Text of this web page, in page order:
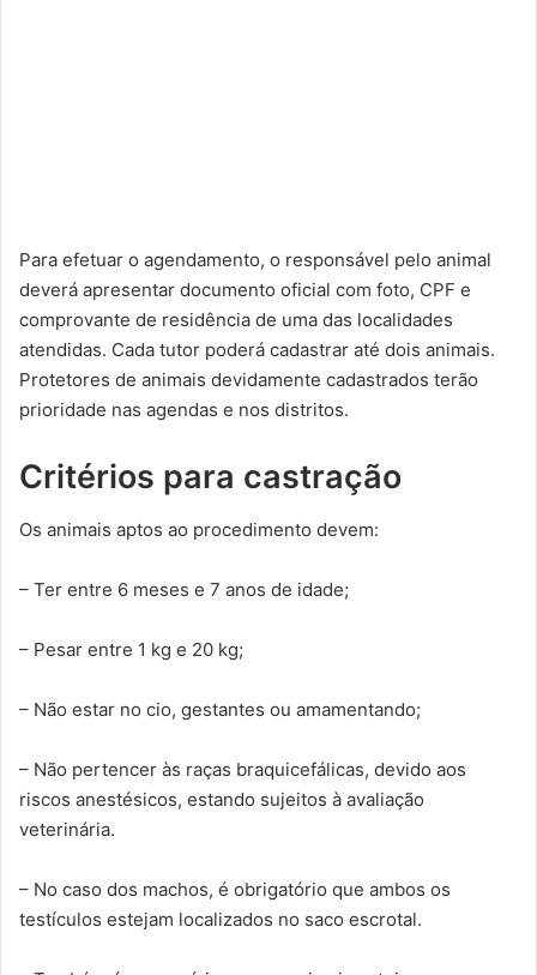
Para efetuar o agendamento, o responsável pelo animal
deverá apresentar documento oficial com foto, CPF e
comprovante de residência de uma das localidades
atendidas. Cada tutor poderá cadastrar até dois animais.
Protetores de animais devidamente cadastrados terão
prioridade nas agendas e nos distritos.
Critérios para castração
Os animais aptos ao procedimento devem:
– Ter entre 6 meses e 7 anos de idade;
– Pesar entre 1 kg e 20 kg;
– Não estar no cio, gestantes ou amamentando;
– Não pertencer às raças braquicefálicas, devido aos
riscos anestésicos, estando sujeitos à avaliação
veterinária.
– No caso dos machos, é obrigatório que ambos os
testículos estejam localizados no saco escrotal.